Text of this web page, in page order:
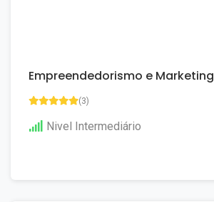
Empreendedorismo e Marketing
(3)
Nivel Intermediário